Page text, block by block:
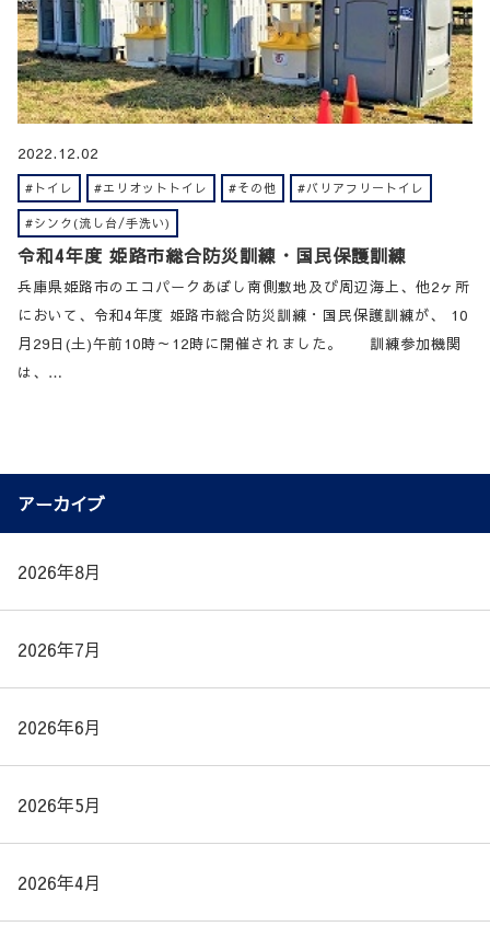
2022.12.02
#トイレ #エリオットトイレ #その他 #バリアフリートイレ
#シンク(流し台/手洗い)
令和4年度 姫路市総合防災訓練・国民保護訓練
兵庫県姫路市のエコパークあぼし南側敷地及び周辺海上、他2ヶ所
において、令和4年度 姫路市総合防災訓練・国民保護訓練が、 10
月29日(土)午前10時～12時に開催されました。 訓練参加機関
は、…
アーカイブ
2026年8月
2026年7月
2026年6月
2026年5月
2026年4月